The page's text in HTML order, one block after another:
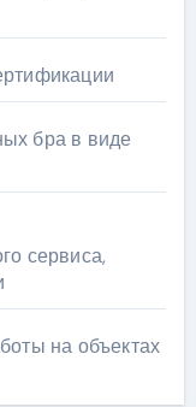
бра в виде
сервиса,
на объектах